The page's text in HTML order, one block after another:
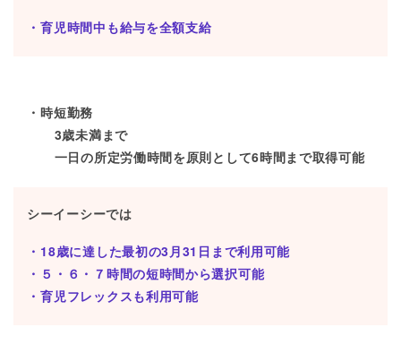
育児時間中も給与を全額支給
時短勤務
3歳未満まで
一日の所定労働時間を原則として6時間まで取得可能
シーイーシーでは
18歳に達した最初の3月31日まで利用可能
５・６・７時間の短時間から選択可能
育児フレックスも利用可能